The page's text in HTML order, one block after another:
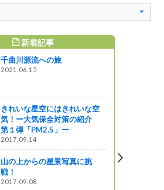
新着記事
千曲川源流への旅
2021.06.15
きれいな星空にはきれいな空
気！ー大気保全対策の紹介
第１弾「PM2.5」ー
2017.09.14
山の上からの星景写真に挑
戦！
2017.09.08